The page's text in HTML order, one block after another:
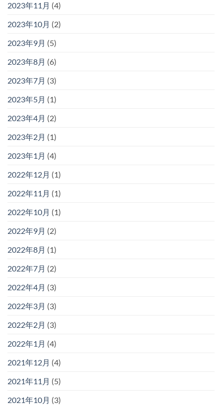
2023年11月 (4)
2023年10月 (2)
2023年9月 (5)
2023年8月 (6)
2023年7月 (3)
2023年5月 (1)
2023年4月 (2)
2023年2月 (1)
2023年1月 (4)
2022年12月 (1)
2022年11月 (1)
2022年10月 (1)
2022年9月 (2)
2022年8月 (1)
2022年7月 (2)
2022年4月 (3)
2022年3月 (3)
2022年2月 (3)
2022年1月 (4)
2021年12月 (4)
2021年11月 (5)
2021年10月 (3)